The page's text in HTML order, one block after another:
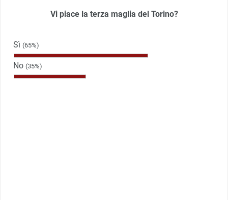
Vi piace la terza maglia del Torino?
Sì (65%)
No (35%)